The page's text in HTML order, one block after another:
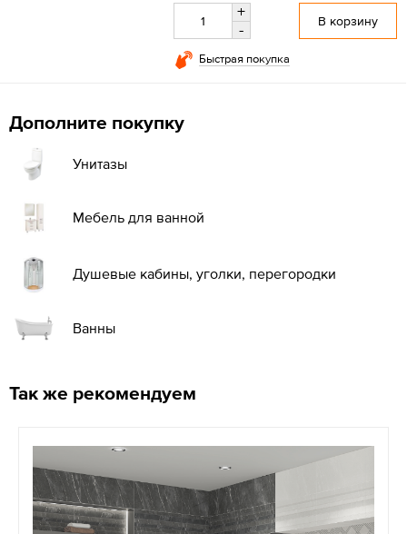
+
-
В корзину
Быстрая покупка
Дополните покупку
Унитазы
Мебель для ванной
Душевые кабины, уголки, перегородки
Ванны
Так же рекомендуем